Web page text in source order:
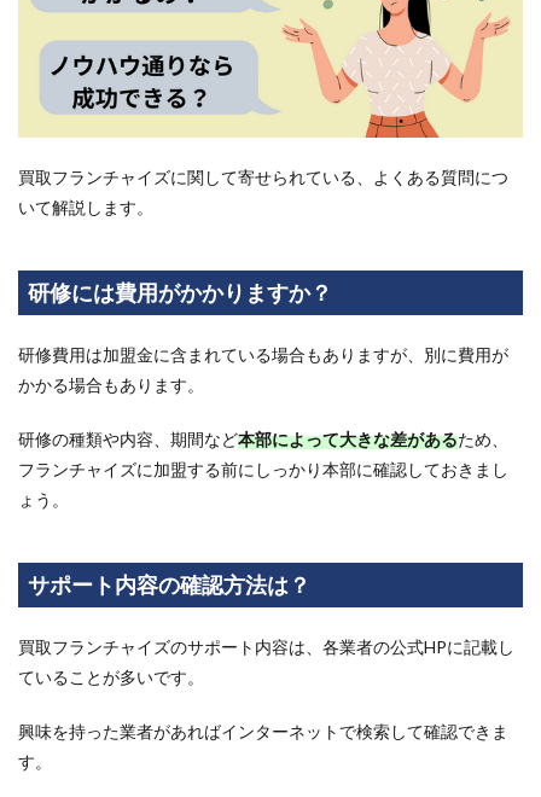
買取フランチャイズに関して寄せられている、よくある質問につ
いて解説します。
研修には費用がかかりますか？
研修費用は加盟金に含まれている場合もありますが、別に費用が
かかる場合もあります。
研修の種類や内容、期間など本部によって大きな差があるため、
フランチャイズに加盟する前にしっかり本部に確認しておきまし
ょう。
サポート内容の確認方法は？
買取フランチャイズのサポート内容は、各業者の公式HPに記載し
ていることが多いです。
興味を持った業者があればインターネットで検索して確認できま
す。